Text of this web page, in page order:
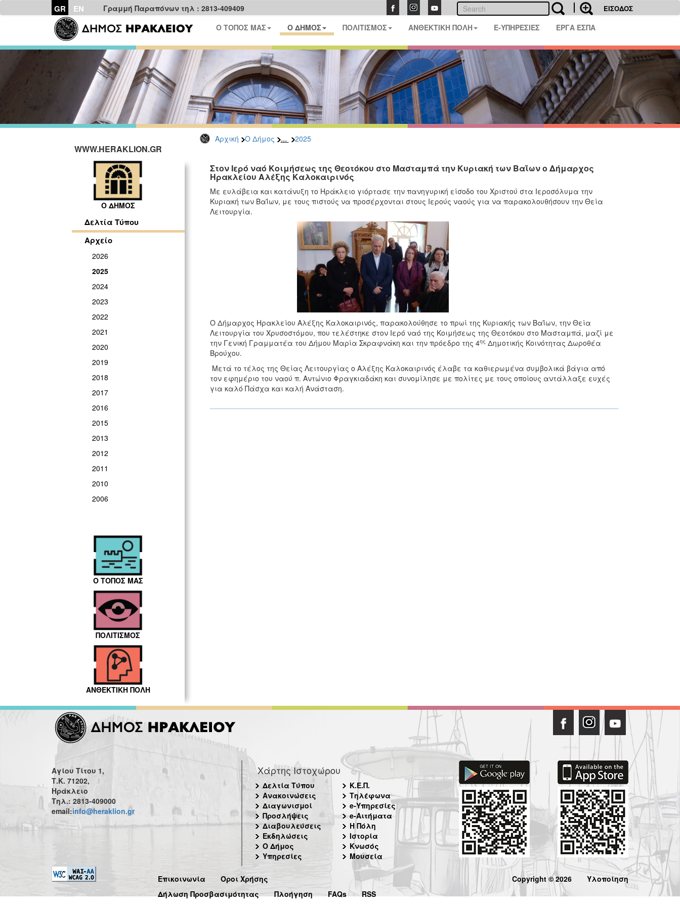
GR EN Γραμμή Παραπόνων τηλ : 2813-409409 ΕΙΣΟΔΟΣ
Ο ΤΟΠΟΣ ΜΑΣ Ο ΔΗΜΟΣ ΠΟΛΙΤΙΣΜΟΣ ΑΝΘΕΚΤΙΚΗ ΠΟΛΗ E-ΥΠΗΡΕΣΙΕΣ ΕΡΓΑ ΕΣΠΑ
Αρχική Ο Δήμος ... 2025
WWW.HERAKLION.GR
Ο ΔΗΜΟΣ
Δελτία Τύπου
Αρχείο
2026
2025
2024
2023
2022
2021
2020
2019
2018
2017
2016
2015
2013
2012
2011
2010
2006
Ο ΤΟΠΟΣ ΜΑΣ
ΠΟΛΙΤΙΣΜΟΣ
ΑΝΘΕΚΤΙΚΗ ΠΟΛΗ
Στον Ιερό ναό Κοιμήσεως της Θεοτόκου στο Μασταμπά την Κυριακή των Βαΐων ο Δήμαρχος
Ηρακλείου Αλέξης Καλοκαιρινός
Με ευλάβεια και κατάνυξη το Ηράκλειο γιόρτασε την πανηγυρική είσοδο του Χριστού στα Ιεροσόλυμα την
Κυριακή των Βαΐων, με τους πιστούς να προσέρχονται στους Ιερούς ναούς για να παρακολουθήσουν την Θεία
Λειτουργία.
Ο Δήμαρχος Ηρακλείου Αλέξης Καλοκαιρινός, παρακολούθησε το πρωί της Κυριακής των Βαΐων, την Θεία
Λειτουργία του Χρυσοστόμου, που τελέστηκε στον Ιερό ναό της Κοιμήσεως της Θεοτόκου στο Μασταμπά, μαζί με
την Γενική Γραμματέα του Δήμου Μαρία Σκραφνάκη και την πρόεδρο της 4ης Δημοτικής Κοινότητας Δωροθέα
Βρούχου.
Μετά το τέλος της Θείας Λειτουργίας ο Αλέξης Καλοκαιρινός έλαβε τα καθιερωμένα συμβολικά βάγια από
τον εφημέριο του ναού π. Αντώνιο Φραγκιαδάκη και συνομίλησε με πολίτες με τους οποίους αντάλλαξε ευχές
για καλό Πάσχα και καλή Ανάσταση.
Αγίου Τίτου 1,
Τ.Κ. 71202,
Ηράκλειο
Τηλ.: 2813-409000
email:info@heraklion.gr
Χάρτης Ιστοχώρου
Δελτία Τύπου
Ανακοινώσεις
Διαγωνισμοί
Προσλήψεις
Διαβουλεύσεις
Εκδηλώσεις
Ο Δήμος
Υπηρεσίες
Κ.Ε.Π.
Τηλέφωνα
e-Υπηρεσίες
e-Αιτήματα
Η Πόλη
Ιστορία
Κνωσός
Μουσεία
Επικοινωνία
Όροι Χρήσης
Δήλωση Προσβασιμότητας
Πλοήγηση FAQs RSS
Copyright © 2026 Υλοποίηση